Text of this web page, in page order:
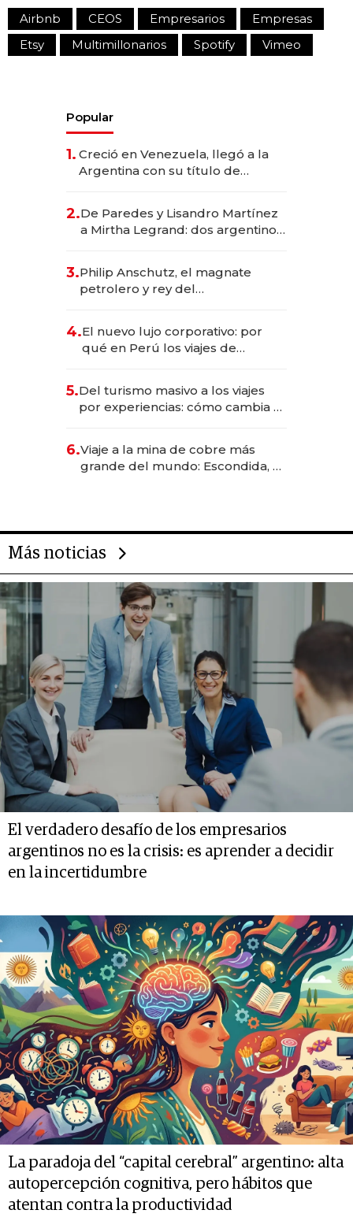
Airbnb CEOS Empresarios
Empresas
Etsy
Multimillonarios Spotify Vimeo
Popular
1. Creció en Venezuela, llegó a la
Argentina con su título de
las marcas "fast premium"
2.De Paredes y Lisandro Martínez
a Mirtha Legrand: dos argentinos
3.Philip Anschutz, el magnate
petrolero y rey del
Fénix
4.El nuevo lujo corporativo: por
qué en Perú los viajes de
transformadoras
5.Del turismo masivo a los viajes
por experiencias: cómo cambia el
6.Viaje a la mina de cobre más
grande del mundo: Escondida, el
Más noticias
El verdadero desafío de los empresarios
argentinos no es la crisis: es aprender a decidir
en la incertidumbre
La paradoja del “capital cerebral” argentino: alta
autopercepción cognitiva, pero hábitos que
atentan contra la productividad